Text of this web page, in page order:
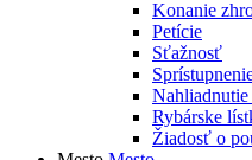
Konanie
Petície
Sťažnosť
Rybárske
Žiadosť o